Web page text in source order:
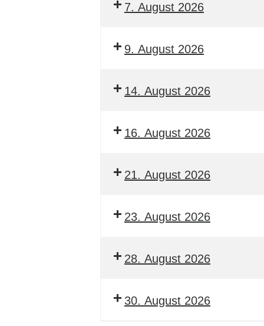
7. August 2026
9. August 2026
14. August 2026
16. August 2026
21. August 2026
23. August 2026
28. August 2026
30. August 2026